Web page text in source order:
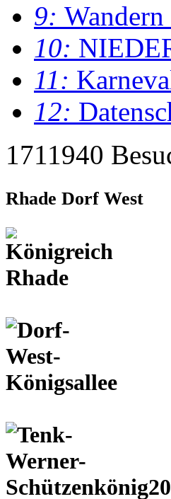
9:
10:
11:
12:
1711940
Rhade Dorf West